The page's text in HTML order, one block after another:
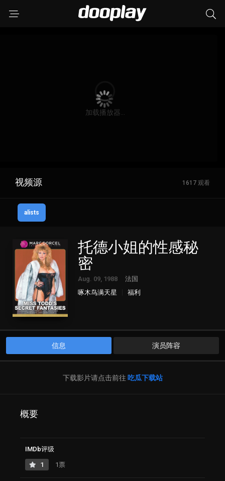
视频源 1617 观看
alists
托德小姐的性感秘
密
Aug. 09, 1988
法国
啄木鸟满天星
福利
信息 演员阵容
下载影片请点击前往 吃瓜下载站
概要
IMDb评级
1 1票